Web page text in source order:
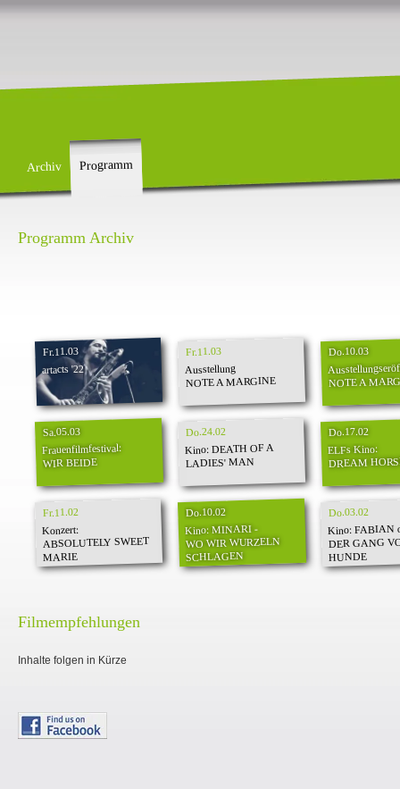
Archiv Programm
Programm Archiv
Fr.11.03
artacts '22
Fr.11.03
Ausstellung
NOTE A MARGINE
Do.10.03
NOTE A
Sa.05.03
Frauenfilmfestival:
WIR BEIDE
Do.24.02
Kino: DEATH OF A
LADIES' MAN
Do.17.02
ELFs Kino:
DREAM
Fr.11.02
Konzert:
ABSOLUTELY SWEET
MARIE
Do.10.02
Kino: MINARI -
WO WIR WURZELN
SCHLAGEN
Do.03.02
Kino: FABIAN
DER GANG
HUNDE
Filmempfehlungen
Inhalte folgen in Kürze